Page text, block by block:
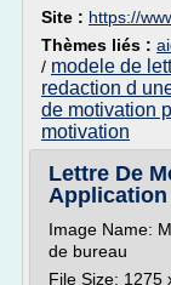
Site : https://
Thèmes liés :
/ modele de
redaction d
de motivation
motivation
Lettre De
Image Name:
de bureau
File Size: 1275